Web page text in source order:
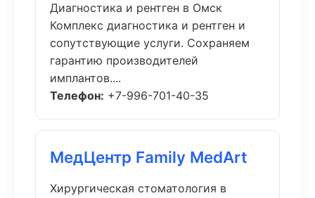
Диагностика и рентген в Омск
Комплекс диагностика и рентген и
сопутствующие услуги. Сохраняем
гарантию производителей
имплантов....
Телефон: +7-996-701-40-35
МедЦентр Family MedArt
Хирургическая стоматология в